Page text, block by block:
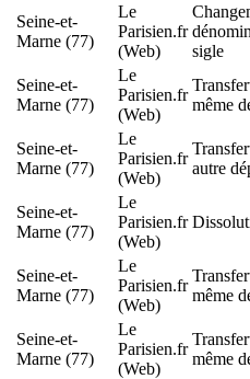
Seine-et-
Marne (77)
Le
Parisien.fr
(Web)
sigle
Seine-et-
Marne (77)
Le
Parisien.fr
(Web)
même
Seine-et-
Marne (77)
Le
Parisien.fr
(Web)
autre
Seine-et-
Marne (77)
Le
Parisien.fr
(Web)
Seine-et-
Marne (77)
Le
Parisien.fr
(Web)
même
Seine-et-
Marne (77)
Le
Parisien.fr
(Web)
même